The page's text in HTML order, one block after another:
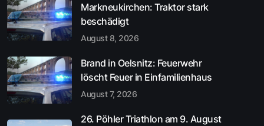
Markneukirchen: Traktor stark
beschädigt
August 8, 2026
Brand in Oelsnitz: Feuerwehr
löscht Feuer in Einfamilienhaus
August 7, 2026
26. Pöhler Triathlon am 9. August